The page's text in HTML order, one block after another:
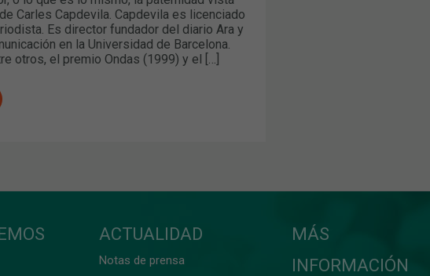
Carles Capdevila. Capdevila es licenciado
Es director fundador del diario Ara y
en la Universidad de Barcelona.
otros, el premio Ondas (1999) y el […]
ACTUALIDAD
Notas de prensa
MÁS
INFORMACIÓN